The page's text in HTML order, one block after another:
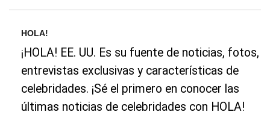
HOLA!
¡HOLA! EE. UU. Es su fuente de noticias, fotos,
entrevistas exclusivas y características de
celebridades. ¡Sé el primero en conocer las
últimas noticias de celebridades con HOLA!